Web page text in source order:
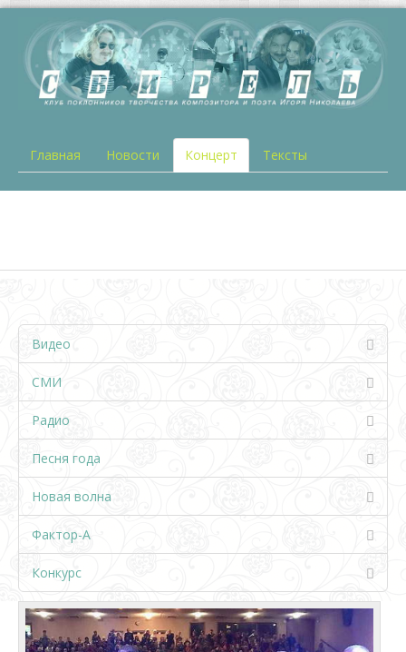
Главная Новости Концерт Тексты
Видео
СМИ
Радио
Песня года
Новая волна
Фактор-А
Конкурс